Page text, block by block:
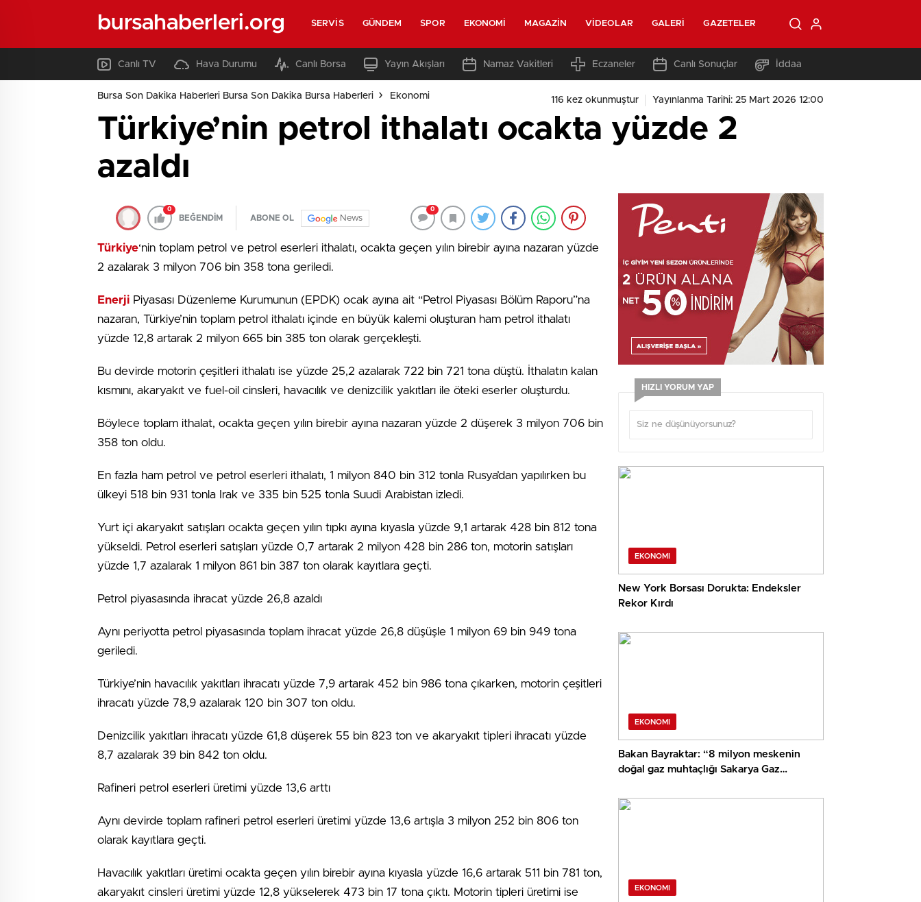
bursahaberleri.org SERVIS GÜNDEM SPOR EKONOMI MAGAZIN VIDEOLAR GALERI GAZETELER
Canlı TV Hava Durumu Canlı Borsa Yayın Akışları Namaz Vakitleri Eczaneler Canlı Sonuçlar İddaa
Bursa Son Dakika Haberleri Bursa Son Dakika Bursa Haberleri Ekonomi 116 kez okunmuştur Yayınlanma Tarihi: 25 Mart 2026 12:00
Türkiye’nin petrol ithalatı ocakta yüzde 2
azaldı
0
BEĞENDİM ABONE OL News
0
Türkiye‘nin toplam petrol ve petrol eserleri ithalatı, ocakta geçen yılın birebir ayına nazaran yüzde
2 azalarak 3 milyon 706 bin 358 tona geriledi.
Enerji Piyasası Düzenleme Kurumunun (EPDK) ocak ayına ait “Petrol Piyasası Bölüm Raporu”na
nazaran, Türkiye’nin toplam petrol ithalatı içinde en büyük kalemi oluşturan ham petrol ithalatı
yüzde 12,8 artarak 2 milyon 665 bin 385 ton olarak gerçekleşti.
Bu devirde motorin çeşitleri ithalatı ise yüzde 25,2 azalarak 722 bin 721 tona düştü. İthalatın kalan
kısmını, akaryakıt ve fuel-oil cinsleri, havacılık ve denizcilik yakıtları ile öteki eserler oluşturdu.
Böylece toplam ithalat, ocakta geçen yılın birebir ayına nazaran yüzde 2 düşerek 3 milyon 706 bin
358 ton oldu.
En fazla ham petrol ve petrol eserleri ithalatı, 1 milyon 840 bin 312 tonla Rusya’dan yapılırken bu
ülkeyi 518 bin 931 tonla Irak ve 335 bin 525 tonla Suudi Arabistan izledi.
Yurt içi akaryakıt satışları ocakta geçen yılın tıpkı ayına kıyasla yüzde 9,1 artarak 428 bin 812 tona
yükseldi. Petrol eserleri satışları yüzde 0,7 artarak 2 milyon 428 bin 286 ton, motorin satışları
yüzde 1,7 azalarak 1 milyon 861 bin 387 ton olarak kayıtlara geçti.
Petrol piyasasında ihracat yüzde 26,8 azaldı
Aynı periyotta petrol piyasasında toplam ihracat yüzde 26,8 düşüşle 1 milyon 69 bin 949 tona
geriledi.
Türkiye’nin havacılık yakıtları ihracatı yüzde 7,9 artarak 452 bin 986 tona çıkarken, motorin çeşitleri
ihracatı yüzde 78,9 azalarak 120 bin 307 ton oldu.
Denizcilik yakıtları ihracatı yüzde 61,8 düşerek 55 bin 823 ton ve akaryakıt tipleri ihracatı yüzde
8,7 azalarak 39 bin 842 ton oldu.
Rafineri petrol eserleri üretimi yüzde 13,6 arttı
Aynı devirde toplam rafineri petrol eserleri üretimi yüzde 13,6 artışla 3 milyon 252 bin 806 ton
olarak kayıtlara geçti.
Havacılık yakıtları üretimi ocakta geçen yılın birebir ayına kıyasla yüzde 16,6 artarak 511 bin 781 ton,
akaryakıt cinsleri üretimi yüzde 12,8 yükselerek 473 bin 17 tona çıktı. Motorin tipleri üretimi ise
HIZLI YORUM YAP
EKONOMI
New York Borsası Dorukta: Endeksler
Rekor Kırdı
EKONOMI
Bakan Bayraktar: “8 milyon meskenin
doğal gaz muhtaçlığı Sakarya Gaz
EKONOMI